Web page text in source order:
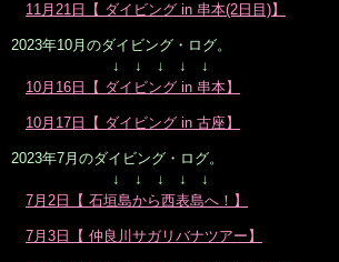
11月21日【 ダイビング in 串本(2日目)】
2023年10月のダイビング・ログ。
↓ ↓ ↓ ↓ ↓
10月16日【 ダイビング in 串本】
10月17日【 ダイビング in 古座】
2023年7月のダイビング・ログ。
↓ ↓ ↓ ↓ ↓
7月2日【 石垣島から西表島へ！】
7月3日【 仲良川サガリバナツアー】